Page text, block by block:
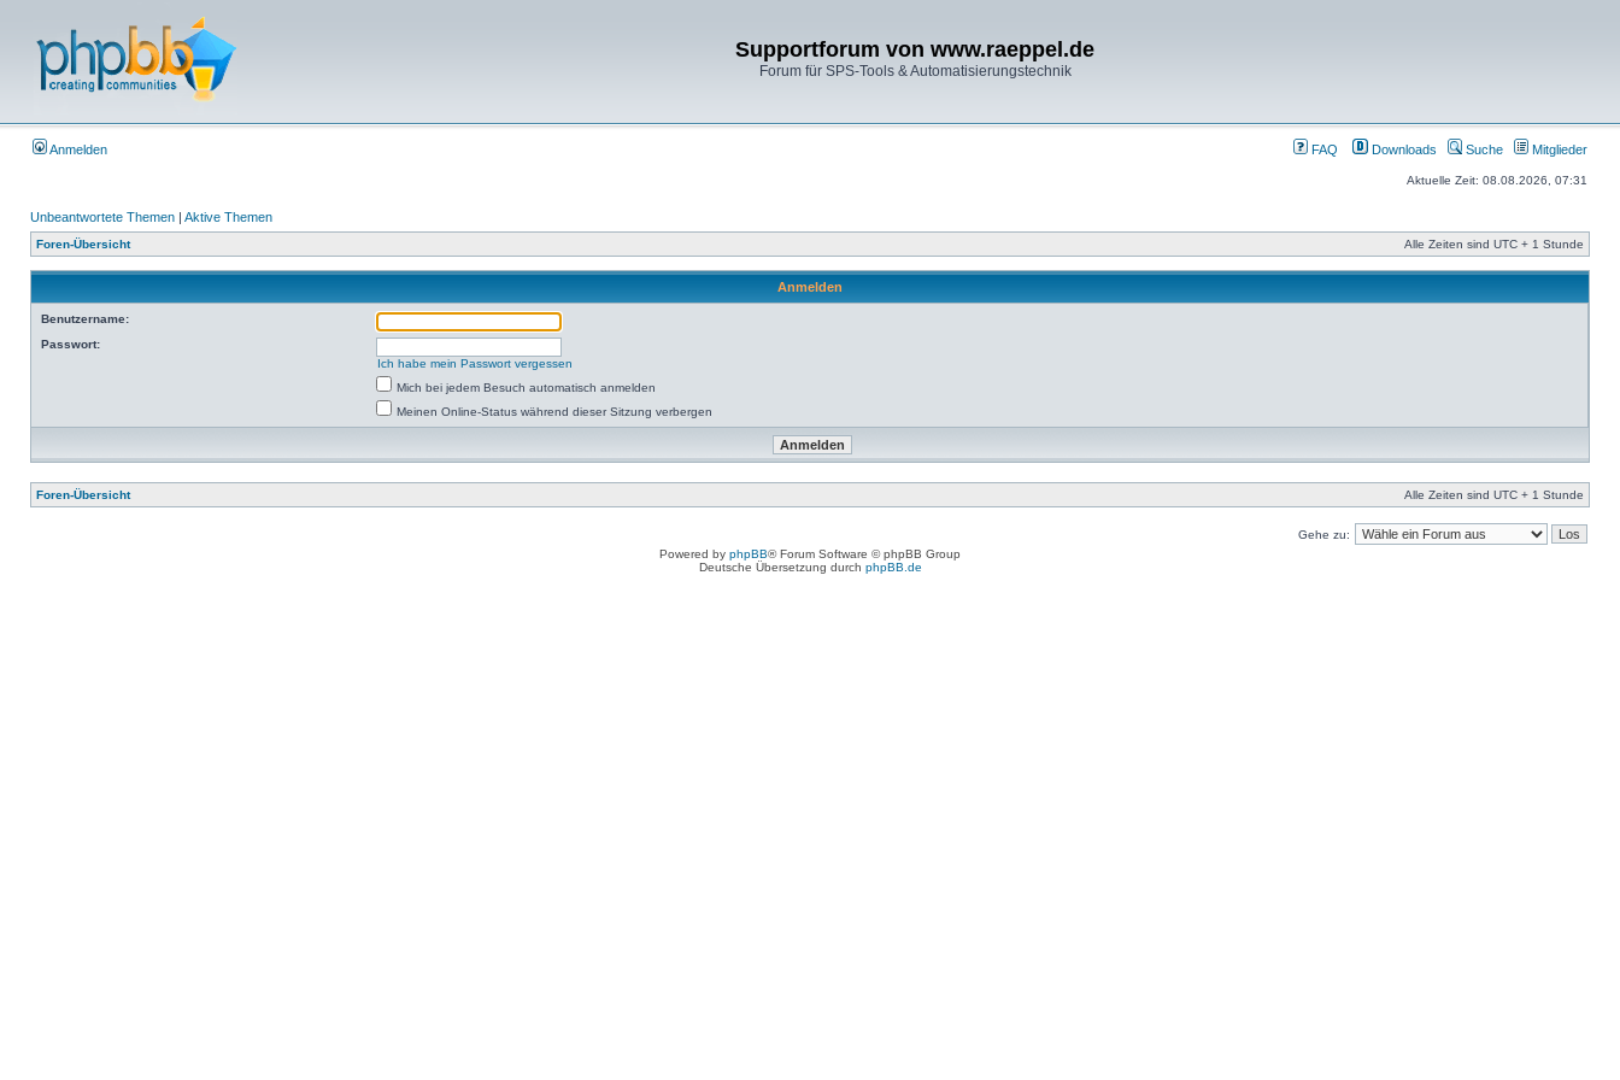
Supportforum von www.raeppel.de
Forum für SPS-Tools & Automatisierungstechnik
Anmelden FAQ Downloads Suche Mitglieder
Aktuelle Zeit: 08.08.2026, 07:31
Unbeantwortete Themen | Aktive Themen
Foren-Übersicht Alle Zeiten sind UTC + 1 Stunde
Anmelden
Benutzername:
Passwort:
Ich habe mein Passwort vergessen
Mich bei jedem Besuch automatisch anmelden
Meinen Online-Status während dieser Sitzung verbergen
Foren-Übersicht Alle Zeiten sind UTC + 1 Stunde
Gehe zu:
Powered by phpBB® Forum Software © phpBB Group
Deutsche Übersetzung durch phpBB.de